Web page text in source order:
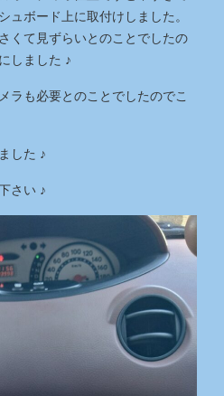
ュボード上に取付けしました。
くて見ずらいとのことでしたの
しました ♪
ラも必要とのことでしたのでこ
した ♪
さい ♪